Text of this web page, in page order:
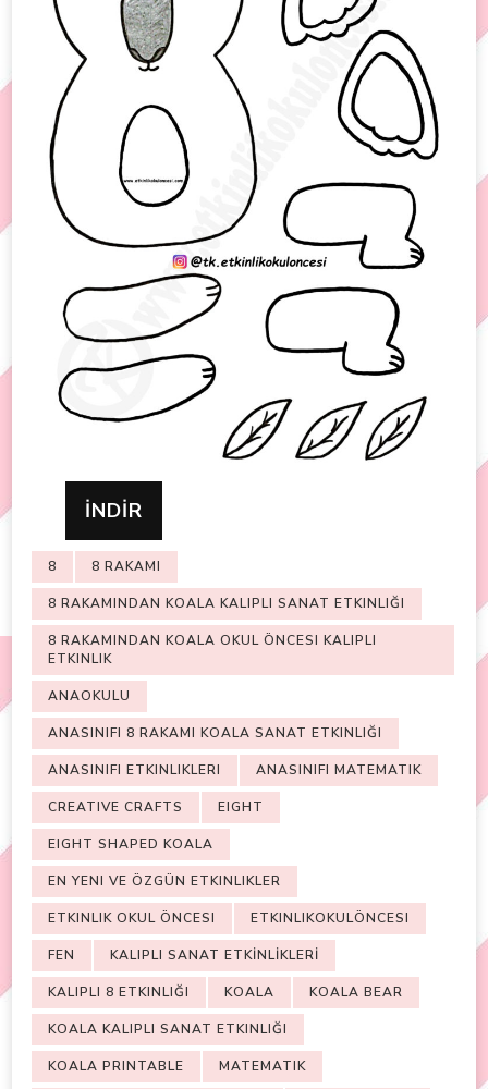
İNDİR
8 8 RAKAMI
8 RAKAMINDAN KOALA KALIPLI SANAT ETKINLIĞI
8 RAKAMINDAN KOALA OKUL ÖNCESI KALIPLI
ETKINLIK
ANAOKULU
ANASINIFI 8 RAKAMI KOALA SANAT ETKINLIĞI
ANASINIFI ETKINLIKLERI ANASINIFI MATEMATIK
CREATIVE CRAFTS EIGHT
EIGHT SHAPED KOALA
EN YENI VE ÖZGÜN ETKINLIKLER
ETKINLIK OKUL ÖNCESI ETKINLIKOKULÖNCESI
FEN KALIPLI SANAT ETKİNLİKLERİ
KALIPLI 8 ETKINLIĞI KOALA KOALA BEAR
KOALA KALIPLI SANAT ETKINLIĞI
KOALA PRINTABLE MATEMATIK